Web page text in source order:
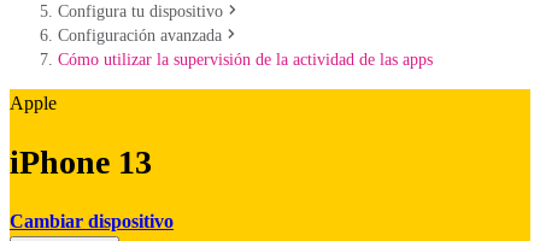
Configura tu dispositivo
Configuración avanzada
Cómo utilizar la supervisión de la actividad de las apps
Apple
iPhone 13
Cambiar dispositivo